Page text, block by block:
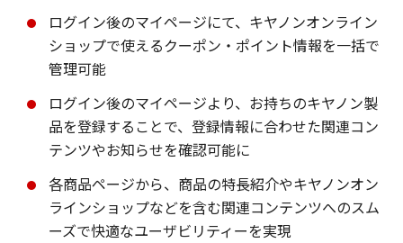
ログイン後のマイページにて、キヤノンオンライン
ショップで使えるクーポン・ポイント情報を一括で
管理可能
ログイン後のマイページより、お持ちのキヤノン製
品を登録することで、登録情報に合わせた関連コン
テンツやお知らせを確認可能に
各商品ページから、商品の特長紹介やキヤノンオン
ラインショップなどを含む関連コンテンツへのスム
ーズで快適なユーザビリティーを実現